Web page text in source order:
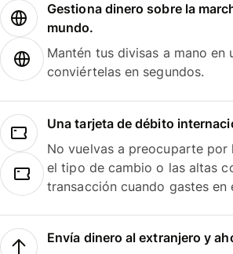
Gestiona dinero sobre la
mundo.
Mantén tus divisas a mano en
conviértelas en segundos.
Una tarjeta de débito
No vuelvas a preocuparte por
el tipo de cambio o las altas
transacción cuando gastes en
Envía dinero al extranjero y